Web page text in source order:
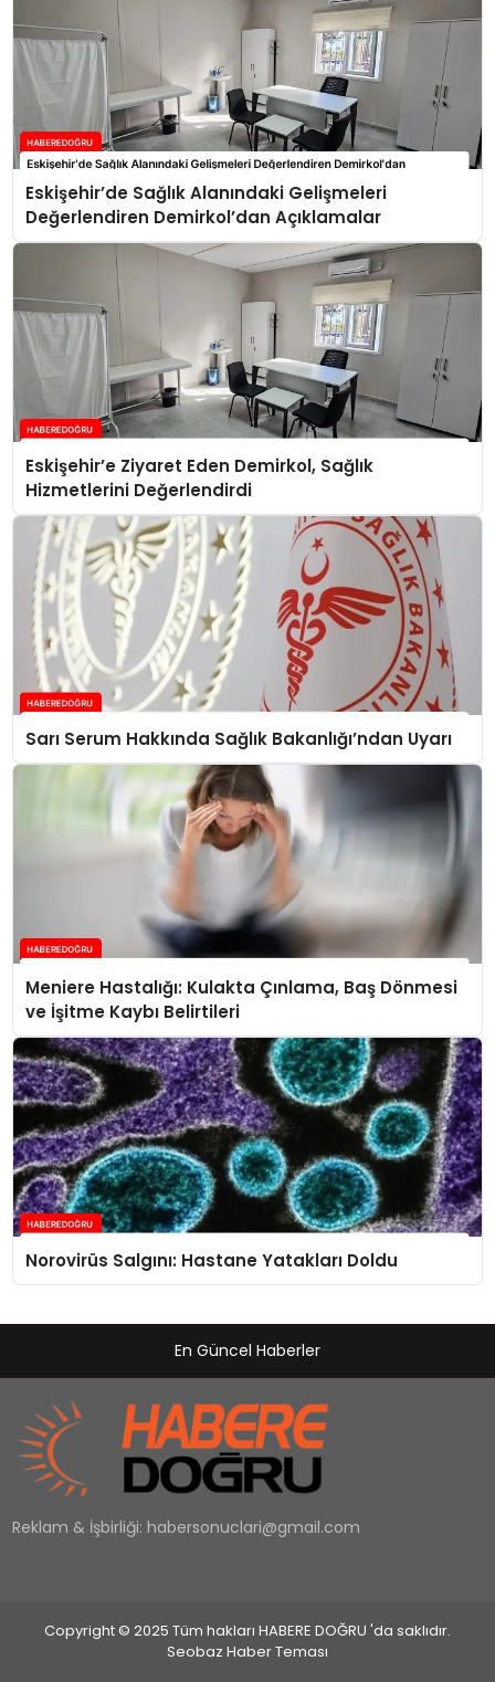
Eskişehir’de Sağlık Alanındaki Gelişmeleri
Değerlendiren Demirkol’dan Açıklamalar
Eskişehir’e Ziyaret Eden Demirkol, Sağlık
Hizmetlerini Değerlendirdi
Sarı Serum Hakkında Sağlık Bakanlığı’ndan Uyarı
Meniere Hastalığı: Kulakta Çınlama, Baş Dönmesi
ve İşitme Kaybı Belirtileri
Norovirüs Salgını: Hastane Yatakları Doldu
En Güncel Haberler
Reklam & İşbirliği: habersonuclari@gmail.com
Copyright © 2025 Tüm hakları HABERE DOĞRU 'da saklıdır.
Seobaz Haber Teması